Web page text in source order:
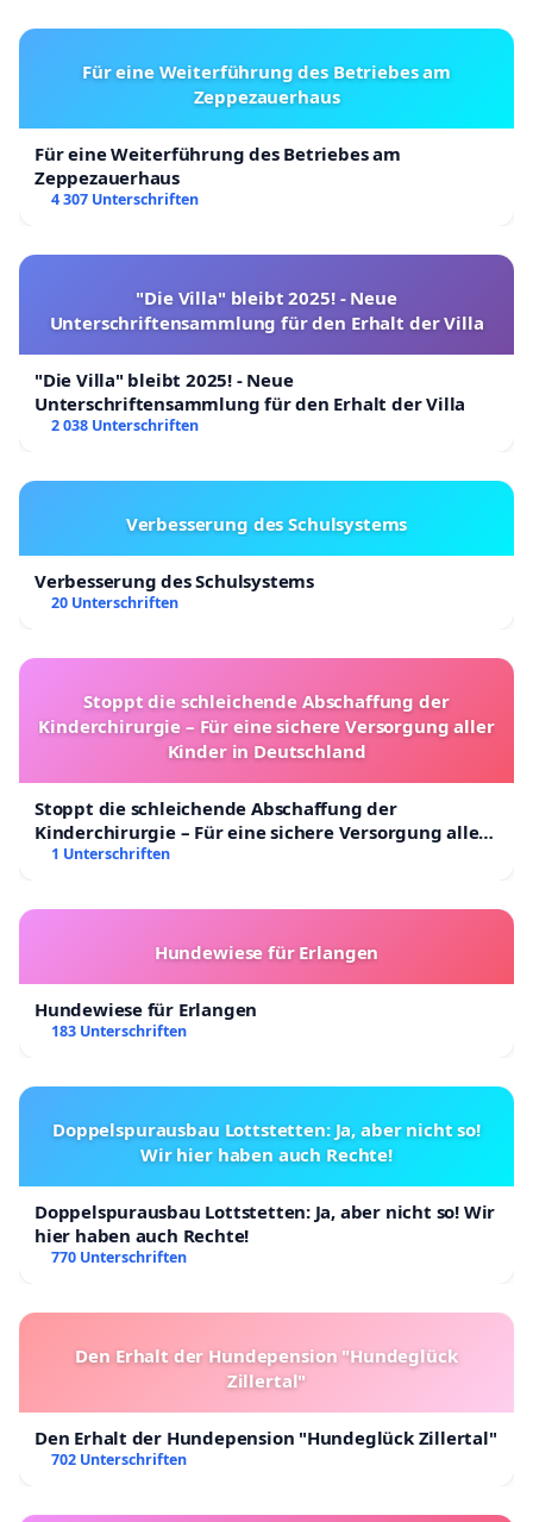
Für eine Weiterführung des Betriebes am
Zeppezauerhaus
Für eine Weiterführung des Betriebes am
Zeppezauerhaus
4 307 Unterschriften
"Die Villa" bleibt 2025! - Neue
Unterschriftensammlung für den Erhalt der Villa
"Die Villa" bleibt 2025! - Neue
Unterschriftensammlung für den Erhalt der Villa
2 038 Unterschriften
Verbesserung des Schulsystems
Verbesserung des Schulsystems
20 Unterschriften
Stoppt die schleichende Abschaffung der
Kinderchirurgie – Für eine sichere Versorgung aller
Kinder in Deutschland
Stoppt die schleichende Abschaffung der
Kinderchirurgie – Für eine sichere Versorgung aller
Kinder in Deutschland
1 Unterschriften
Hundewiese für Erlangen
Hundewiese für Erlangen
183 Unterschriften
Doppelspurausbau Lottstetten: Ja, aber nicht so!
Wir hier haben auch Rechte!
Doppelspurausbau Lottstetten: Ja, aber nicht so! Wir
hier haben auch Rechte!
770 Unterschriften
Den Erhalt der Hundepension "Hundeglück
Zillertal"
Den Erhalt der Hundepension "Hundeglück Zillertal"
702 Unterschriften